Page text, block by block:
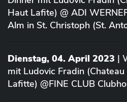
Haut Lafite) @ ADI
Alm in St. Christoph (St.
Dienstag, 04. April 2023 |
mit Ludovic Fradin
Lafitte) @FINE CLUB